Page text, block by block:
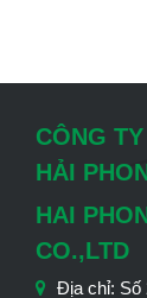
CÔNG
HẢI
HAI
CO.,LTD
Địa chỉ: Số